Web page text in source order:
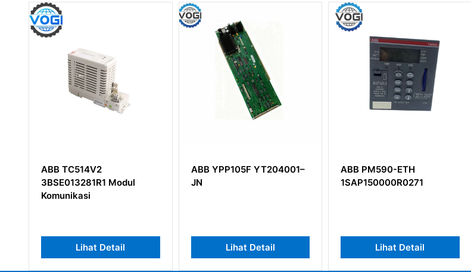
ABB YPP105F YT204001–
JN
ABB PM590-ETH
ABB AI950S TI4-Ex